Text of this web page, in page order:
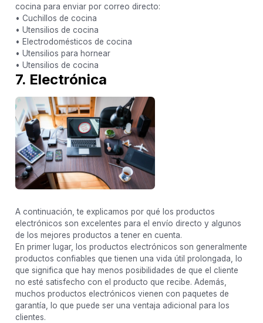
cocina para enviar por correo directo:
• Cuchillos de cocina
• Utensilios de cocina
• Electrodomésticos de cocina
• Utensilios para hornear
• Utensilios de cocina
7. Electrónica
A continuación, te explicamos por qué los productos
electrónicos son excelentes para el envío directo y algunos
de los mejores productos a tener en cuenta.
En primer lugar, los productos electrónicos son generalmente
productos confiables que tienen una vida útil prolongada, lo
que significa que hay menos posibilidades de que el cliente
no esté satisfecho con el producto que recibe. Además,
muchos productos electrónicos vienen con paquetes de
garantía, lo que puede ser una ventaja adicional para los
clientes.